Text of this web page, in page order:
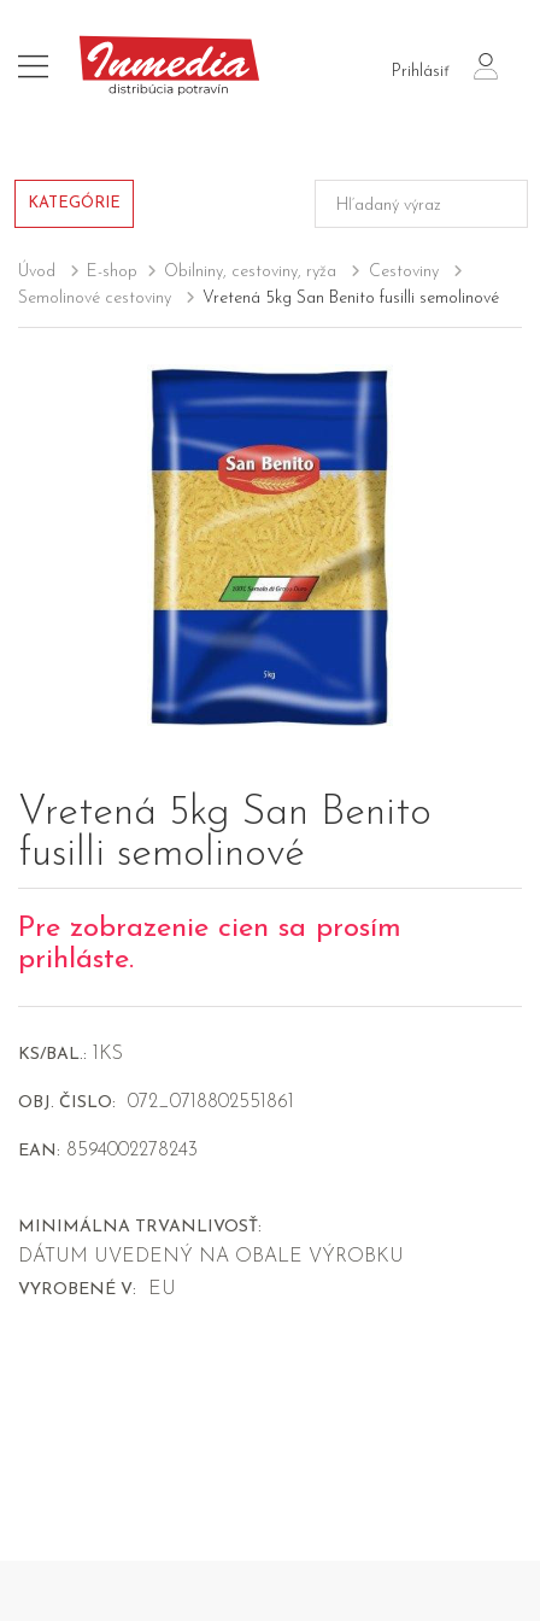
Prihlásiť
login
KATEGÓRIE
Úvod E-shop Obilniny, cestoviny, ryža
Cestoviny
Semolinové cestoviny
Vretená 5kg San Benito fusilli semolinové
Vretená 5kg San Benito
fusilli semolinové
Pre zobrazenie cien sa prosím
prihláste.
KS/BAL.: 1KS
OBJ. ČISLO: 072_0718802551861
EAN: 8594002278243
MINIMÁLNA TRVANLIVOSŤ:
DÁTUM UVEDENÝ NA OBALE VÝROBKU
VYROBENÉ V: EU